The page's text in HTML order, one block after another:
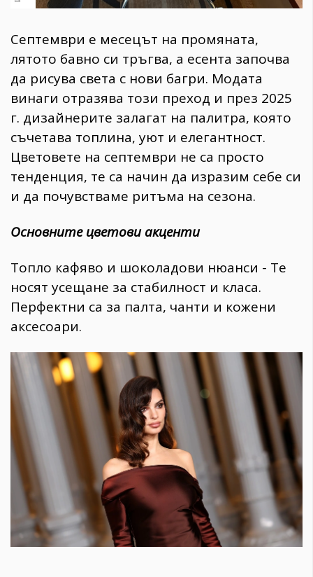
382
Wellness
1817
ПОСЛЕДВАЙТЕ
НИ
Септември е месецът на промяната,
лятото бавно си тръгва, а есента започва
да рисува света с нови багри. Модата
винаги отразява този преход и през 2025
г. дизайнерите залагат на палитра, която
съчетава топлина, уют и елегантност.
Цветовете на септември не са просто
тенденция, те са начин да изразим себе си
и да почувстваме ритъма на сезона.
Основните цветови акценти
Топло кафяво и шоколадови нюанси - Те
носят усещане за стабилност и класа.
Перфектни са за палта, чанти и кожени
аксесоари.